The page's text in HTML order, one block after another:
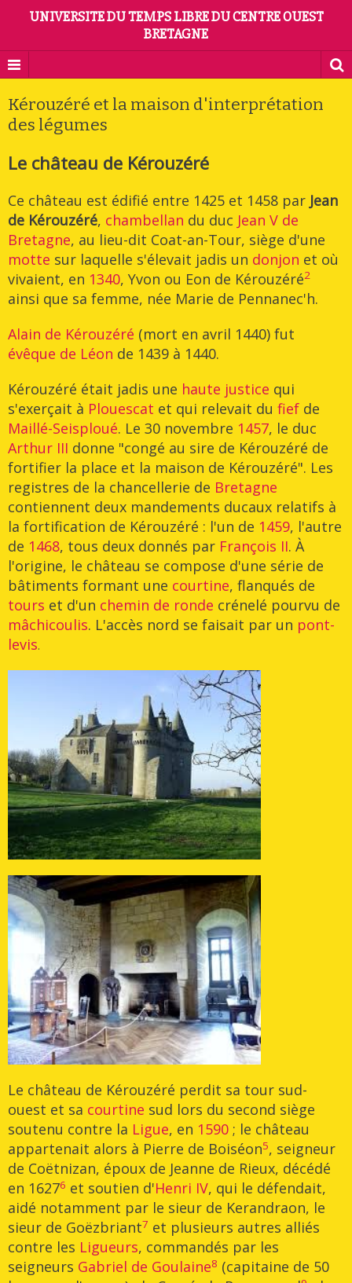
UNIVERSITE DU TEMPS LIBRE DU CENTRE OUEST
BRETAGNE
Kérouzéré et la maison d'interprétation
des légumes
Le château de Kérouzéré
Ce château est édifié entre 1425 et 1458 par Jean
de Kérouzéré, chambellan du duc Jean V de
Bretagne, au lieu-dit Coat-an-Tour, siège d'une
motte sur laquelle s'élevait jadis un donjon et où
vivaient, en 1340, Yvon ou Eon de Kérouzéré2
ainsi que sa femme, née Marie de Pennanec'h.
Alain de Kérouzéré (mort en avril 1440) fut
évêque de Léon de 1439 à 1440.
Kérouzéré était jadis une haute justice qui
s'exerçait à Plouescat et qui relevait du fief de
Maillé-Seisploué. Le 30 novembre 1457, le duc
Arthur III donne "congé au sire de Kérouzéré de
fortifier la place et la maison de Kérouzéré". Les
registres de la chancellerie de Bretagne
contiennent deux mandements ducaux relatifs à
la fortification de Kérouzéré : l'un de 1459, l'autre
de 1468, tous deux donnés par François II. À
l'origine, le château se compose d'une série de
bâtiments formant une courtine, flanqués de
tours et d'un chemin de ronde crénelé pourvu de
mâchicoulis. L'accès nord se faisait par un pont-
levis.
Le château de Kérouzéré perdit sa tour sud-
ouest et sa courtine sud lors du second siège
soutenu contre la Ligue, en 1590 ; le château
appartenait alors à Pierre de Boiséon5, seigneur
de Coëtnizan, époux de Jeanne de Rieux, décédé
en 16276 et soutien d'Henri IV, qui le défendait,
aidé notamment par le sieur de Kerandraon, le
sieur de Goëzbriant7 et plusieurs autres alliés
contre les Ligueurs, commandés par les
seigneurs Gabriel de Goulaine8 (capitaine de 50